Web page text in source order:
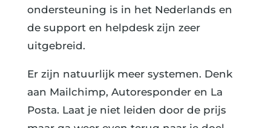
ondersteuning is in het Nederlands en
de support en helpdesk zijn zeer
uitgebreid.
Er zijn natuurlijk meer systemen. Denk
aan Mailchimp, Autoresponder en La
Posta. Laat je niet leiden door de prijs